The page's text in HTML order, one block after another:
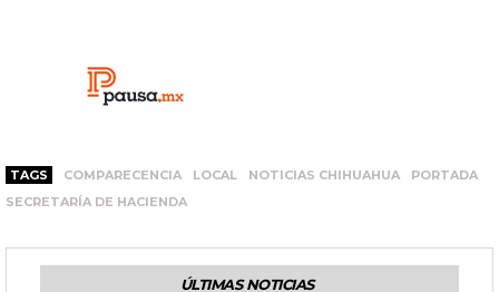
TAGS COMPARECENCIA LOCAL NOTICIAS CHIHUAHUA
PORTADA
SECRETARÍA DE HACIENDA
ÚLTIMAS NOTICIAS